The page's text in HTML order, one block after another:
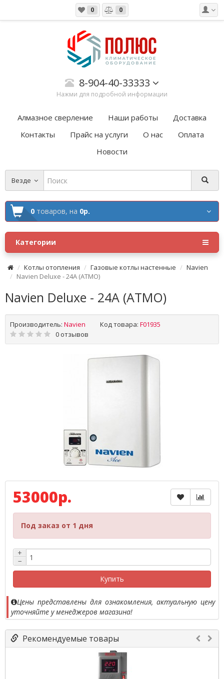
0 0
8-904-40-33333
Нажми для подробной информации
Алмазное сверление Наши работы
Доставка
Контакты
Прайс на услуги О нас
Оплата
Новости
Везде
0 товаров, на 0р.
Категории
Котлы отопления Газовые котлы настенные
Navien
Navien Deluxe - 24A (ATMO)
Navien Deluxe - 24A (ATMO)
Производитель: Navien Код товара: F01935
0 отзывов
53000р.
Под заказ от 1 дня
+
−
Купить
Цены представлены для ознакомления, актуальную цену
уточняйте у менеджеров магазина!
Рекомендуемые товары